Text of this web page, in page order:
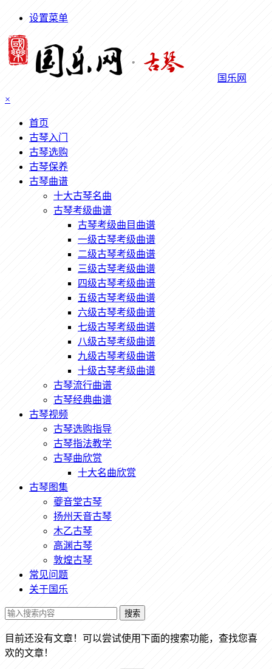
设置菜单
国乐网
×
首页
古琴入门
古琴选购
古琴保养
古琴曲谱
十大古琴名曲
古琴考级曲谱
古琴考级曲目曲谱
一级古琴考级曲谱
二级古琴考级曲谱
三级古琴考级曲谱
四级古琴考级曲谱
五级古琴考级曲谱
六级古琴考级曲谱
七级古琴考级曲谱
八级古琴考级曲谱
九级古琴考级曲谱
十级古琴考级曲谱
古琴流行曲谱
古琴经典曲谱
古琴视频
古琴选购指导
古琴指法教学
古琴曲欣赏
十大名曲欣赏
古琴图集
夔音堂古琴
扬州天音古琴
木乙古琴
高渊古琴
敦煌古琴
常见问题
关于国乐
搜索
目前还没有文章！可以尝试使用下面的搜索功能，查找您喜
欢的文章！